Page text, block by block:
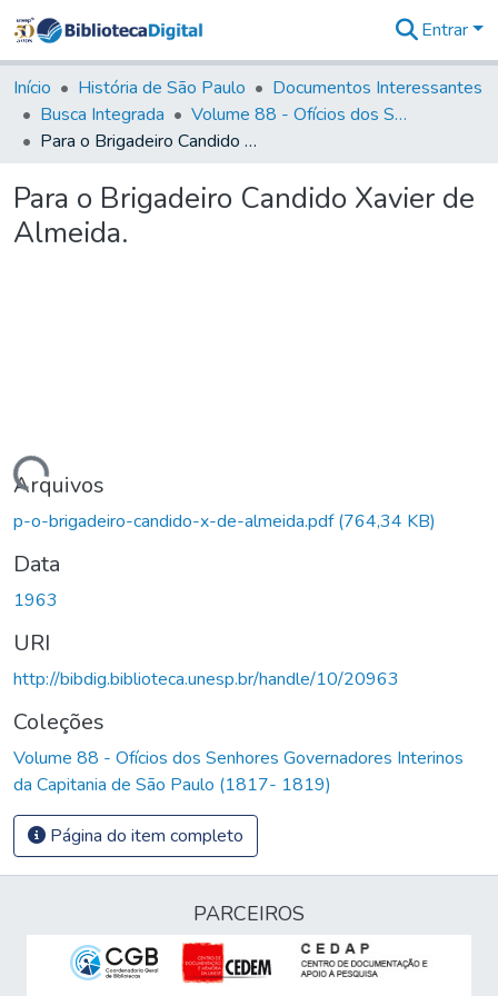
&
Coleções
Tudo na
Biblioteca
Estatísticas
Entrar
Início História de São Paulo
Documentos Interessantes
Busca Integrada
Volume 88 - Ofícios dos Senhores Governadores Interinos da Capitania de São Paulo (1817- 1819)
Para o Brigadeiro Candido Xavier de Almeida.
Para o Brigadeiro Candido Xavier de
Almeida.
Carregando...
Arquivos
p-o-brigadeiro-candido-x-de-almeida.pdf(764,34 KB)
Data
1963
URI
http://bibdig.biblioteca.unesp.br/handle/10/20963
Coleções
Volume 88 - Ofícios dos Senhores Governadores Interinos
da Capitania de São Paulo (1817- 1819)
Página do item completo
PARCEIROS